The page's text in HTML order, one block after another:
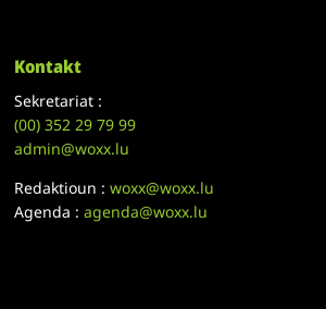
Kontakt
Sekretariat :
(00)352 29 79 99
admin@woxx.lu
Redaktioun :woxx@woxx.lu
Agenda :agenda@woxx.lu